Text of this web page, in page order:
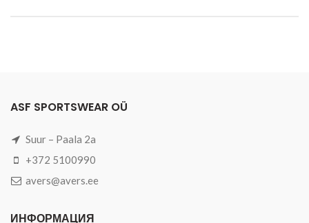
ASF SPORTSWEAR OÜ
Suur – Paala 2a
+372 5100990
avers@avers.ee
ИНФОРМАЦИЯ